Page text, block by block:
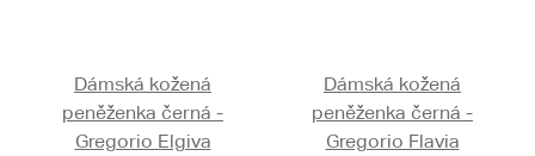
Dámská kožená
peněženka černá -
Gregorio Elgiva
Dámská kožená
peněženka černá -
Gregorio Flavia